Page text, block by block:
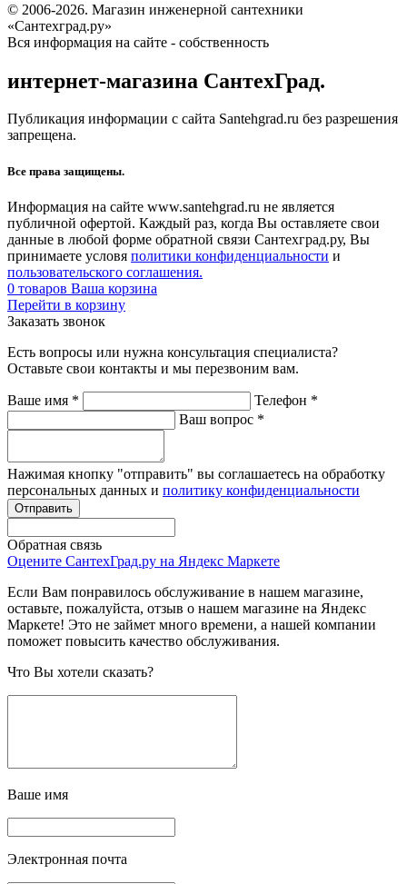
© 2006-2026. Магазин инженерной сантехники
«Сантехград.ру»
Вся информация на сайте - собственность
интернет-магазина СантехГрад.
Публикация информации с сайта Santehgrad.ru без разрешения
запрещена.
Все права защищены.
Информация на сайте www.santehgrad.ru не является
публичной офертой. Каждый раз, когда Вы оставляете свои
данные в любой форме обратной связи Сантехград.ру, Вы
принимаете условя политики конфиденциальности и
пользовательского соглашения.
0 товаров Ваша корзина
Перейти в корзину
Заказать звонок
Есть вопросы или нужна консультация специалиста?
Оставьте свои контакты и мы перезвоним вам.
Ваше имя * Телефон *
Ваш вопрос *
Нажимая кнопку "отправить" вы соглашаетесь на обработку
персональных данных и политику конфиденциальности
Обратная связь
Оцените СантехГрад.ру на Яндекс Маркете
Если Вам понравилось обслуживание в нашем магазине,
оставьте, пожалуйста, отзыв о нашем магазине на Яндекс
Маркете! Это не займет много времени, а нашей компании
поможет повысить качество обслуживания.
Что Вы хотели сказать?
Ваше имя
Электронная почта